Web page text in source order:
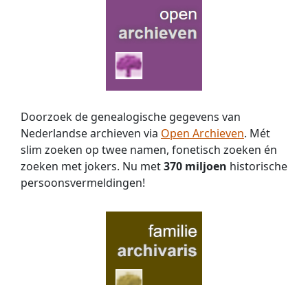
Doorzoek de genealogische gegevens van
Nederlandse archieven via Open Archieven. Mét
slim zoeken op twee namen, fonetisch zoeken én
zoeken met jokers. Nu met370 miljoen historische
persoons­vermeldingen!